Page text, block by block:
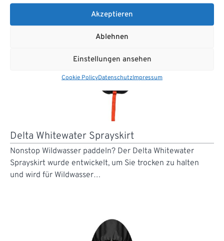
Akzeptieren
Ablehnen
Einstellungen ansehen
Cookie PolicyDatenschutzImpressum
Delta Whitewater Sprayskirt
Nonstop Wildwasser paddeln? Der Delta Whitewater
Sprayskirt wurde entwickelt, um Sie trocken zu halten
und wird für Wildwasser…